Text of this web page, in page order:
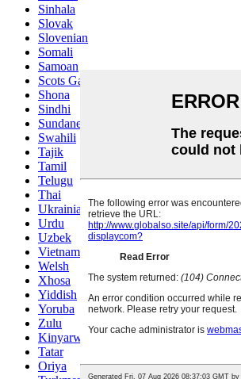
Sinhala
Slovak
Slovenian
Somali
Samoan
Scots Gaelic
Shona
Sindhi
Sundanese
Swahili
Tajik
Tamil
Telugu
Thai
Ukrainian
Urdu
Uzbek
Vietnamese
Welsh
Xhosa
Yiddish
Yoruba
Zulu
Kinyarwanda
Tatar
Oriya